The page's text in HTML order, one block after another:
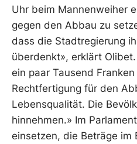
Uhr beim Mannenweiher
gegen den Abbau zu
dass die Stadtregierung
überdenkt», erklärt
ein paar Tausend
Rechtfertigung für den
Lebensqualität. Die
hinnehmen.» Im
einsetzen, die Beträge im